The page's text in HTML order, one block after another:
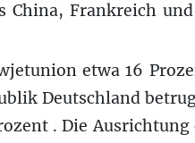
China, Frankreich
etwa 16
Deutschland
. Die